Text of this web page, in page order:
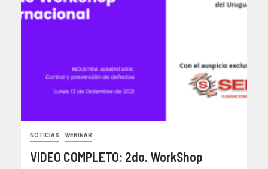
NOTICIAS WEBINAR
VIDEO COMPLETO: 2do. WorkShop